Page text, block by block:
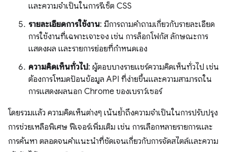
และความจำเป็นในการรีเซ็ต CSS
รายละเอียดการใช้งาน: มีการถามคำถามเกี่ยวกับรายละเอียด
การใช้งานที่เฉพาะเจาะจง เช่น การล็อกโฟกัส ลักษณะการ
แสดงผล และรายการย่อยที่กำหนดเอง
ความคิดเห็นทั่วไป: ผู้ตอบบางรายแชร์ความคิดเห็นทั่วไป เช่น
ต้องการโหมดป้อนข้อมูล API ที่ง่ายขึ้นและความสามารถใน
การแสดงผลนอก Chrome ของเบราว์เซอร์
โดยรวมแล้ว ความคิดเห็นต่างๆ เน้นย้ำถึงความจำเป็นในการปรับปรุง
การช่วยเหลือพิเศษ ฟีเจอร์เพิ่มเติม เช่น การเลือกหลายรายการและ
การค้นหา ตลอดจนคำแนะนำที่ชัดเจนเกี่ยวกับการจัดสไตล์และความ